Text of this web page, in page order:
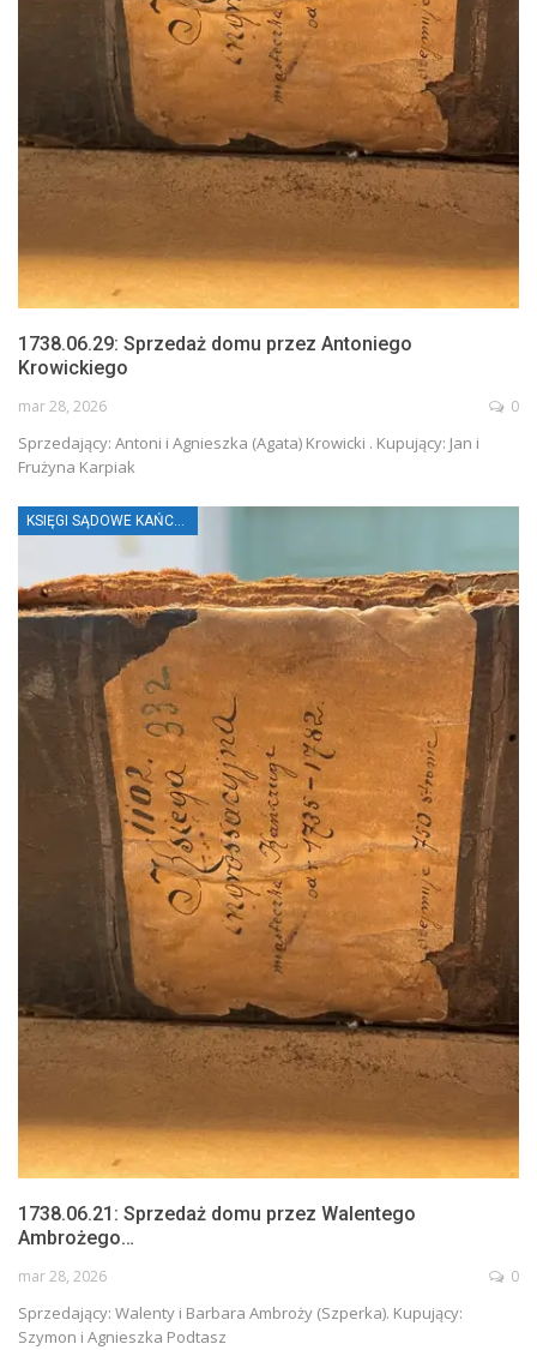
1738.06.29: Sprzedaż domu przez Antoniego
Krowickiego
mar 28, 2026 0
Sprzedający: Antoni i Agnieszka (Agata) Krowicki . Kupujący: Jan i
Frużyna Karpiak
KSIĘGI SĄDOWE KAŃCZUGI
1738.06.21: Sprzedaż domu przez Walentego
Ambrożego…
mar 28, 2026 0
Sprzedający: Walenty i Barbara Ambroży (Szperka). Kupujący:
Szymon i Agnieszka Podtasz